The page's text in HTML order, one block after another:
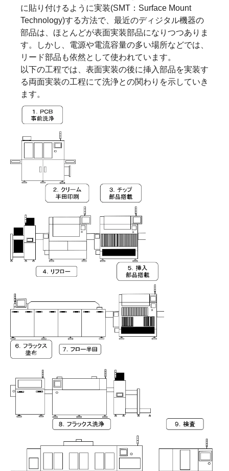
に貼り付けるように実装(SMT：Surface Mount
Technology)する方法で、最近のディジタル機器の
部品は、ほとんどが表面実装部品になりつつありま
す。しかし、電源や電流容量の多い場所などでは、
リード部品も依然として使われています。
以下の工程では、表面実装の後に挿入部品を実装す
る両面実装の工程にて洗浄との関わりを示していき
ます。